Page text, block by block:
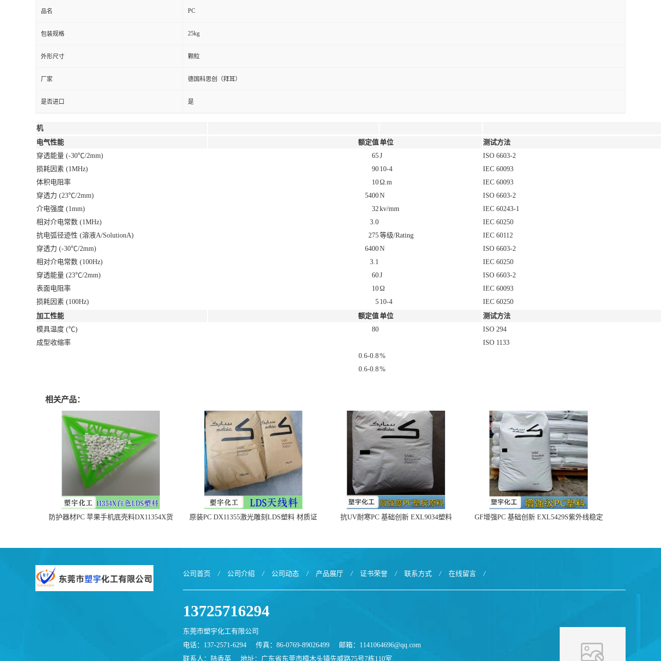
品名 PC
包装规格 25kg
外形尺寸 颗粒
厂家 德国科思创（拜耳）
是否进口 是
机
电气性能
额定值单位
测试方法
穿透能量 (-30℃/2mm)
65J
ISO 6603-2
损耗因素 (1MHz)
90 10-4
IEC 60093
体积电阻率
10Ω.m
IEC 60093
穿透力 (23℃/2mm)
5400N
ISO 6603-2
介电强度 (1mm)
32kv/mm
IEC 60243-1
相对介电常数 (1MHz)
3.0
IEC 60250
抗电弧径迹性 (溶液A/SolutionA)
275等级/Rating
IEC 60112
穿透力 (-30℃/2mm)
6400N
ISO 6603-2
相对介电常数 (100Hz)
3.1
IEC 60250
穿透能量 (23℃/2mm)
60J
ISO 6603-2
表面电阻率
10Ω
IEC 60093
损耗因素 (100Hz)
5 10-4
IEC 60250
加工性能
额定值单位
测试方法
模具温度 (℃)
80
ISO 294
成型收缩率
ISO 1133
0.6-0.8%
0.6-0.8%
相关产品：
防护器材PC 苹果手机底壳料DX11354X货
原装PC DX11355激光雕刻LDS塑料 材质证
抗UV耐寒PC 基础创新 EXL9034塑料
GF增强PC 基础创新 EXL5429S紫外线稳定
公司首页 / 公司介绍 / 公司动态 / 产品展厅 / 证书荣誉 / 联系方式 / 在线留言 /
13725716294
东莞市塑宇化工有限公司
电话：137-2571-6294
传真：86-0769-89026499 邮箱： 1141064696@qq.com
联系人：陆香英
地址：广东省东莞市樟木头镇先威路75号7栋110室